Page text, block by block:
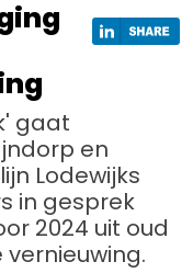
gaat
en
Lodewijks
in gesprek
2024 uit oud